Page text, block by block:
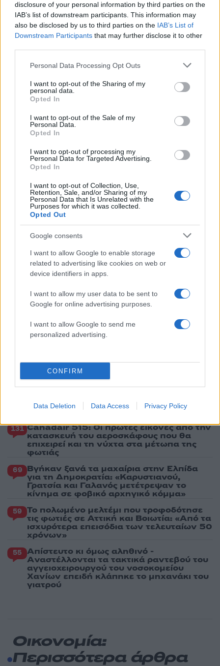
disclosure of your personal information by third parties on the
IAB’s list of downstream participants. This information may
also be disclosed by us to third parties on the IAB’s List of
Downstream Participants that may further disclose it to other
Please note that this website/app uses one or more Google
not limited to your visit or usage behaviour. You may click to
grant or deny consent to Google and its third-party tags to
use your data for below specified purposes in below Google
consent section.
Personal Data Processing Opt Outs
I want to opt-out of the Sharing of my
personal data.
Opted In
I want to opt-out of the Sale of my
Personal Data.
Opted In
I want to opt-out of processing my
Personal Data for Targeted Advertising.
Opted In
I want to opt-out of Collection, Use,
Retention, Sale, and/or Sharing of my
Personal Data that Is Unrelated with the
Purposes for which it was collected.
Opted Out
Google consents
I want to allow Google to enable storage
related to advertising like cookies on web or
device identifiers in apps.
I want to allow my user data to be sent to
Google for online advertising purposes.
I want to allow Google to send me
personalized advertising.
CONFIRM
Data Deletion Data Access Privacy Policy
Οικονομία
CREDIT SUISSE
ΕΛΒΕΤΙΑ
Share:
Ακολουθήστε το Νewsit.gr στοGoogle News
ενημερωθείτε πρώτοι για όλη την ειδησεογραφία και τα
τελευταία νέατης ημέρας
Πιο δημοφιλή
Σέρρες: Βίντεο ντοκουμέντο από το
τροχαίο με νεκρούς μητέρα και γιο – Ο
οδηγός του φορτηγού κατέγραψε τη
σύγκρουση
Marfin: Η 46χρονη πήρε προθεσμία για να
απολογηθεί την Τρίτη – «Είναι αθώα,
συμμετείχε στη διαδήλωση όπως και
100.000 άτομα»
Σίντνεϊ Τάουλ: Πέθανε σε ηλικία 26 ετών η
σταρ του TikTok – Kατέγραφε τη ζωή της
με τον καρκίνο
Μεταφορές χρημάτων: Πότε μπορεί να
θεωρηθούν δωρεές και να επιβληθεί φόρος
– Τι ισχυεί για τις γονικές παροχές
Σοκαρισμένο το ζευγάρι Αμερικανών που
φιλοξενούσε τον 26χρονο Αφγανό στη
Λέσβο
Πιο σχολιασμένα
Καρυστιανού - Η επόμενη μέρα για την
«Ελπίδα για τη Δημοκρατία»
131 Canadair 515: Οι πρώτες εικόνες από την
κατασκευή του αεροσκάφους που θα
επιχειρεί και τη νύχτα στα μέτωπα της
φωτιάς
69 Βγήκαν ξανά τα μαχαίρια στην Ελπίδα
για τη Δημοκρατία: «Καρυστιανού,
Γρατσία και Γαλανός μετέτρεψαν το
κίνημα σε φοβικό αρχηγικό κόμμα»
59 Το πολωμένο μελτέμι που τροφοδότησε
τις φωτιές σε Αττική και Βοιωτία: «Από τα
ισχυρότερα επεισόδια των τελευταίων 50
χρόνων»
55 Απίστευτο κι όμως αληθινό -
Aναστέλλονται τα τακτικά ραντεβού του
αγγειοχειρουργού του νοσοκομείου
Χανίων επειδή κλάπηκε το μηχανάκι του
γιατρού
Οικονομία:
Περισσότερα άρθρα